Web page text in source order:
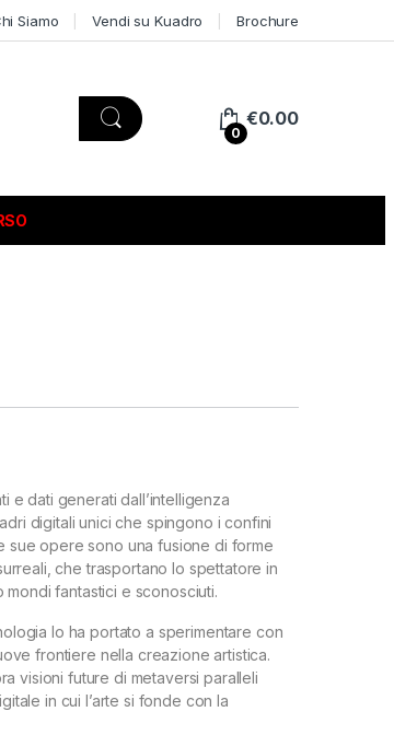
Siamo Vendi su Kuadro Brochure
0
€0.00
e dati generati dall’intelligenza
digitali unici che spingono i confini
sue opere sono una fusione di forme
che trasportano lo spettatore in
fantastici e sconosciuti.
lo ha portato a sperimentare con
frontiere nella creazione artistica.
visioni future di metaversi paralleli
in cui l’arte si fonde con la